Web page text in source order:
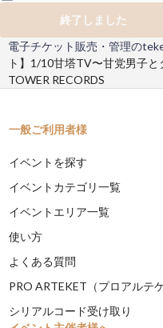
終了しました
電子チケット販売・管理の
ト】1/10甘塔TV〜甘党男子
TOWER RECORDS
一般ご利用者様
イベントを探す
イベントカテゴリ一覧
イベントエリア一覧
使い方
よくある質問
PRO ARTEKET（プロアルテケ
シリアルコード受け取り